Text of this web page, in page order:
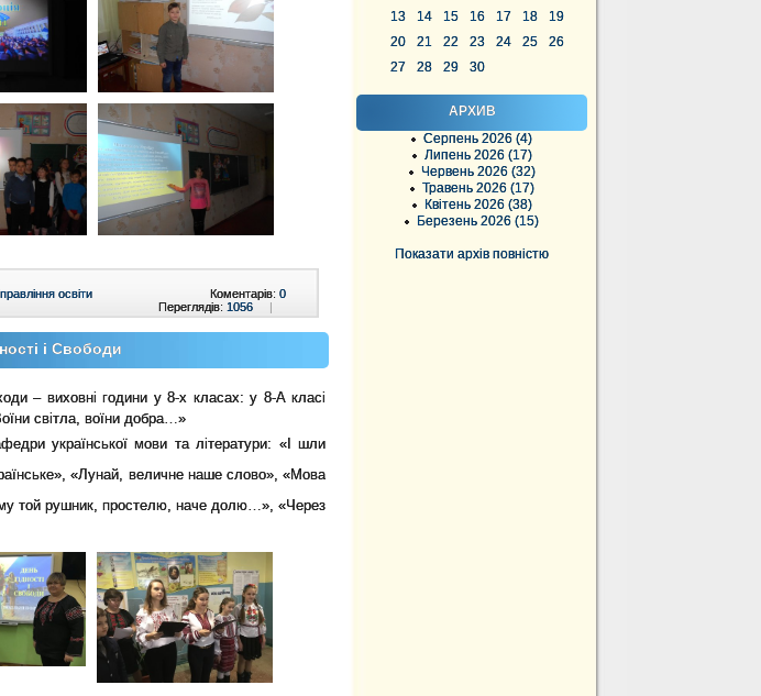
13
14 15 16 17 18
19
20
21 22 23 24 25
26
27
28 29 30
АРХИВ
Серпень 2026 (4)
Липень 2026 (17)
Червень 2026 (32)
Травень 2026 (17)
Квітень 2026 (38)
Березень 2026 (15)
Показати архів повністю
освіти Коментарів: 0
Переглядів: 1056 |
і Свободи
– виховні години у 8-х класах: у 8-А класі
світла, воїни добра…»
української мови та літератури: «І шли
«Лунай, величне наше слово», «Мова
той рушник, простелю, наче долю…», «Через